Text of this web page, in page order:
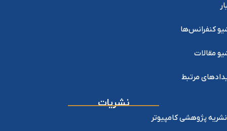
کنفرانس‌ها
مقالات
مرتبط
نشریات
نشریه پژوهشی کامپیوتر